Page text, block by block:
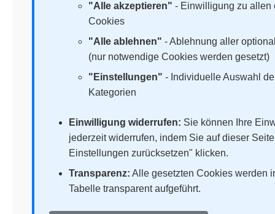
"Alle akzeptieren" - Einwilligung zu allen
Cookies
"Alle ablehnen" - Ablehnung aller
(nur notwendige Cookies werden gesetzt)
"Einstellungen" - Individuelle Auswahl
Kategorien
Einwilligung widerrufen: Sie können Ihre
jederzeit widerrufen, indem Sie auf dieser
Einstellungen zurücksetzen" klicken.
Transparenz: Alle gesetzten Cookies werden
Tabelle transparent aufgeführt.